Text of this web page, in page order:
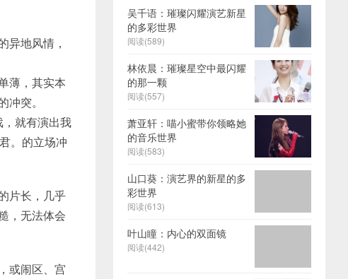
异地风情，
薄，其实本
突。
，就有演出我
。的立场冲
片长，几乎
，无法体会
或闹区、宫
吴千语：璀璨闪耀演艺新星
的多彩世界
阅读(589)
林依晨：璀璨星空中最闪耀
的那一颗
阅读(557)
萧亚轩：喵小蜜带你领略她
的音乐世界
阅读(583)
山口葵：演艺界的新星的多
彩世界
阅读(613)
叶山瞳：内心的双面镜
阅读(442)